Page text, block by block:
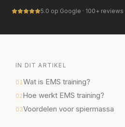
5.0 op Google · 100+ reviews
IN DIT ARTIKEL
01Wat is EMS training?
02Hoe werkt EMS training?
03Voordelen voor spiermassa